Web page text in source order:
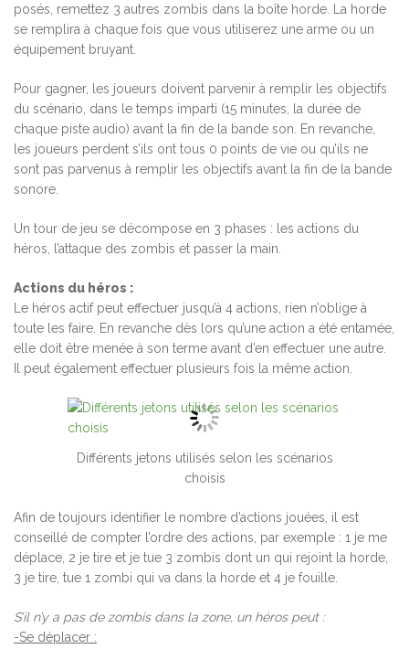
posés, remettez 3 autres zombis dans la boîte horde. La horde
se remplira à chaque fois que vous utiliserez une arme ou un
équipement bruyant.
Pour gagner, les joueurs doivent parvenir à remplir les objectifs
du scénario, dans le temps imparti (15 minutes, la durée de
chaque piste audio) avant la fin de la bande son. En revanche,
les joueurs perdent s’ils ont tous 0 points de vie ou qu’ils ne
sont pas parvenus à remplir les objectifs avant la fin de la bande
sonore.
Un tour de jeu se décompose en 3 phases : les actions du
héros, l’attaque des zombis et passer la main.
Actions du héros :
Le héros actif peut effectuer jusqu’à 4 actions, rien n’oblige à
toute les faire. En revanche dès lors qu’une action a été entamée,
elle doit être menée à son terme avant d’en effectuer une autre.
Il peut également effectuer plusieurs fois la même action.
Différents jetons utilisés selon les scénarios
choisis
Afin de toujours identifier le nombre d’actions jouées, il est
conseillé de compter l’ordre des actions, par exemple : 1 je me
déplace, 2 je tire et je tue 3 zombis dont un qui rejoint la horde,
3 je tire, tue 1 zombi qui va dans la horde et 4 je fouille.
S’il n’y a pas de zombis dans la zone, un héros peut :
-Se déplacer :